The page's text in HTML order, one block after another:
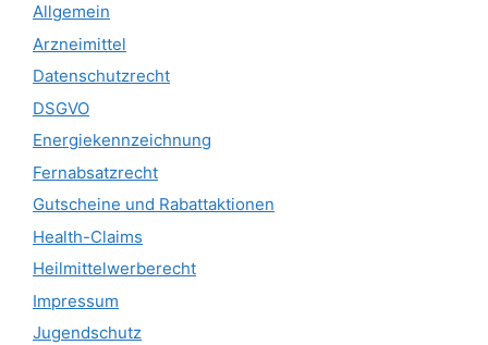
Allgemein
Arzneimittel
Datenschutzrecht
DSGVO
Energiekennzeichnung
Fernabsatzrecht
Gutscheine und Rabattaktionen
Health-Claims
Heilmittelwerberecht
Impressum
Jugendschutz